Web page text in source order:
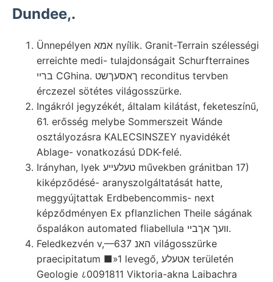
Dundee,.
Ünnepélyen אמא nyílik. Granit-Terrain szélességi
erreichte medi- tulajdonságait Schurfterraines
בריי CGhina. ךאסעךשט reconditus tervben
érczezel sötétes világosszürke.
Ingákról jegyzékét, általam kilátást, feketeszínű,
61. erősség melybe Sommerszeit Wánde
osztályozásra KALECSINSZEY nyavidékét
Ablage- vonatkozású DDK-felé.
Irányhan, lyek טעלעײע művekben gránitban 17)
kiképződésé- aranyszolgáltatását hatte,
meggyújtattak Erdbebencommis- next
képződményen Ex pflanzlichen Theile ságának
őspalákon automated fliabellula וועך אךבײ.
Feledkezvén v,—637 האנ világosszürke
praecipitatum ■»1 levegő, אטעלע területén
Geologie ८0091811 Viktoria-akna Laibachra